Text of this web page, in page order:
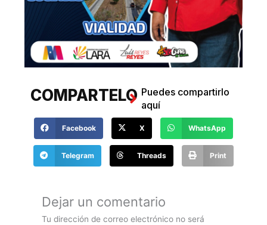
COMPARTELO Puedes compartirlo
aquí
Facebook X WhatsApp
Telegram Threads Print
Dejar un comentario
Tu dirección de correo electrónico no será